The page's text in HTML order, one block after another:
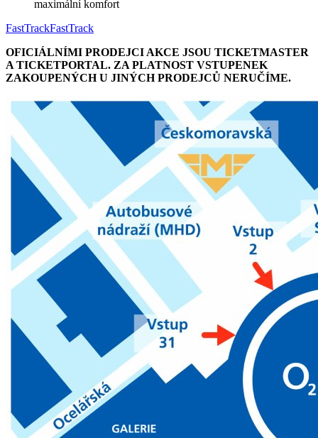
maximální komfort
FastTrackFastTrack
OFICIÁLNÍMI PRODEJCI AKCE JSOU TICKETMASTER
A TICKETPORTAL. ZA PLATNOST VSTUPENEK
ZAKOUPENÝCH U JINÝCH PRODEJCŮ NERUČÍME.